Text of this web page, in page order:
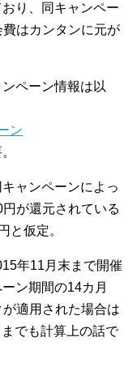
り、同キャンペー
はカンタンに元が
ペーン情報は以
ン
ャンペーンによっ
が還元されている
と仮定。
年11月末まで開催
ン期間の14カ月
適用された場合は
でも計算上の話で